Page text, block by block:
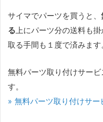
サイマでパーツを買うと、
る上にパーツ分の送料も
取る手間も１度で済みます
無料パーツ取り付けサー
す。
» 無料パーツ取り付けサー